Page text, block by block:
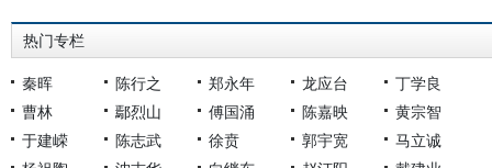
热门专栏
秦晖 陈行之 郑永年 龙应台
丁学良
曹林
鄢烈山 傅国涌 陈嘉映
黄宗智
于建嵘
陈志武 徐贲 郭宇宽
马立诚